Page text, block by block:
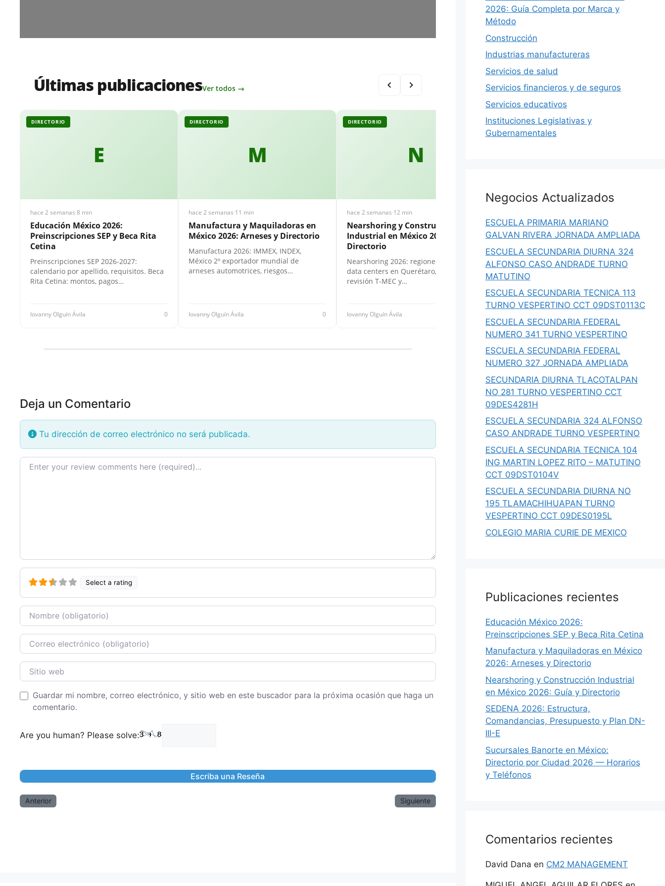
Últimas publicacionesVer todos →
E
DIRECTORIO
hace 2 semanas·8 min
Educación México 2026:
Preinscripciones SEP y Beca Rita
Cetina
Preinscripciones SEP 2026-2027:
calendario por apellido, requisitos. Beca
Rita Cetina: montos, pagos…
Iovanny Olguín Ávila 0
M
DIRECTORIO
hace 2 semanas·11 min
Manufactura y Maquiladoras en
México 2026: Arneses y Directorio
Manufactura 2026: IMMEX, INDEX,
México 2º exportador mundial de
arneses automotrices, riesgos…
Iovanny Olguín Ávila 0
N
DIRECTORIO
hace 2 semanas·12 min
Nearshoring y Construcción
Industrial en México 2026: Guía y
Directorio
Nearshoring 2026: regiones ganadoras,
data centers en Querétaro, FIBRAs,
revisión T-MEC y…
Iovanny Olguín Ávila
DIRECTORIO
SEDENA 2026: Estructura,
Comandancias, Presupuesto y
Plan DN-III-E
SEDENA 2026: la Guardia Nacional se
integra como Comandancia (DOF 22-jun),
presupuesto…
Deja un Comentario
Tu dirección de correo electrónico no será publicada.
Texto de la reseña
Select a rating
Nombre
Correo Electronico
Sitio web
Guardar mi nombre, correo electrónico, y sitio web en este buscador para la próxima ocasión que haga un
comentario.
Are you human? Please solve:
Anterior Siguiente
2026: Guía Completa por Marca y
Método
Construcción
Industrias manufactureras
Servicios de salud
Servicios financieros y de seguros
Servicios educativos
Instituciones Legislativas y
Gubernamentales
Negocios Actualizados
ESCUELA PRIMARIA MARIANO
GALVAN RIVERA JORNADA AMPLIADA
ESCUELA SECUNDARIA DIURNA 324
ALFONSO CASO ANDRADE TURNO
MATUTINO
ESCUELA SECUNDARIA TECNICA 113
TURNO VESPERTINO CCT 09DST0113C
ESCUELA SECUNDARIA FEDERAL
NUMERO 341 TURNO VESPERTINO
ESCUELA SECUNDARIA FEDERAL
NUMERO 327 JORNADA AMPLIADA
SECUNDARIA DIURNA TLACOTALPAN
NO 281 TURNO VESPERTINO CCT
09DES4281H
ESCUELA SECUNDARIA 324 ALFONSO
CASO ANDRADE TURNO VESPERTINO
ESCUELA SECUNDARIA TECNICA 104
ING MARTIN LOPEZ RITO – MATUTINO
CCT 09DST0104V
ESCUELA SECUNDARIA DIURNA NO
195 TLAMACHIHUAPAN TURNO
VESPERTINO CCT 09DES0195L
COLEGIO MARIA CURIE DE MEXICO
Publicaciones recientes
Educación México 2026:
Preinscripciones SEP y Beca Rita Cetina
Manufactura y Maquiladoras en México
2026: Arneses y Directorio
Nearshoring y Construcción Industrial
en México 2026: Guía y Directorio
SEDENA 2026: Estructura,
Comandancias, Presupuesto y Plan DN-
III-E
Sucursales Banorte en México:
Directorio por Ciudad 2026 — Horarios
y Teléfonos
Comentarios recientes
David Dana en CM2 MANAGEMENT